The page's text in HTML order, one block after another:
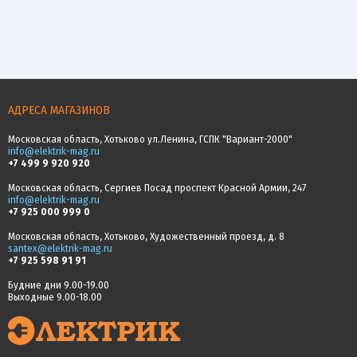
АДРЕСА МАГАЗИНОВ
Московская область, Хотьково ул.Ленина, ГСПК "Вариант-2000"
info@elektrik-mag.ru
+7 499 9 920 920
Московская область, Сергиев Посад проспект Красной Армии, 247
info@elektrik-mag.ru
+7 925 000 999 0
Московская область, Хотьково, Художественный проезд, д. 8
santex@elektrik-mag.ru
+7 925 598 91 91
Будние дни 9.00-19.00
Выходные 9.00-18.00